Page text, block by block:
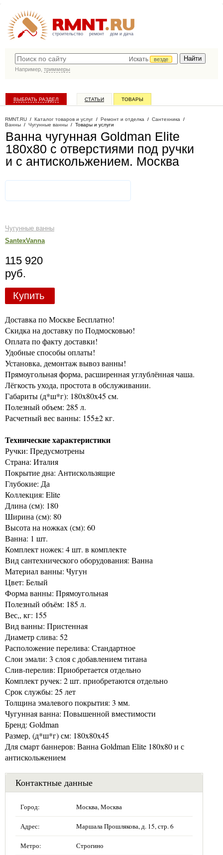
строительство ремонт дом и дача
Искать
везде
Например, триммеры
ВЫБРАТЬ РАЗДЕЛ СТАТЬИ ТОВАРЫ
RMNT.RU / Каталог товаров и услуг / Ремонт и отделка / Сантехника /
Ванны / Чугунные ванны / Товары и услуги
Ванна чугунная Goldman Elite
180х80 с отверстиями под ручки
и с антискольжением. Москва
Чугунные ванны
SantexVanna
115 920
руб.
Купить
Доставка по Москве Бесплатно!
Скидка на доставку по Подмосковью!
Оплата по факту доставки!
Удобные способы оплаты!
Установка, демонтаж вывоз ванны!
Прямоугольная форма, расширенная углублённая чаша.
Лёгкость ухода, простота в обслуживании.
Габариты (д*ш*г): 180x80x45 см.
Полезный объем: 285 л.
Расчетный вес ванны: 155±2 кг.
Технические характеристики
Ручки: Предусмотрены
Страна: Италия
Покрытие дна: Антискользящие
Глубокие: Да
Коллекция: Elite
Длина (см): 180
Ширина (см): 80
Высота на ножках (см): 60
Ванна: 1 шт.
Комплект ножек: 4 шт. в комплекте
Вид сантехнического оборудования: Ванна
Материал ванны: Чугун
Цвет: Белый
Форма ванны: Прямоугольная
Полезный объём: 185 л.
Вес,, кг: 155
Вид ванны: Пристенная
Диаметр слива: 52
Расположение перелива: Стандартное
Слои эмали: 3 слоя с добавлением титана
Слив-перелив: Приобретается отдельно
Комплект ручек: 2 шт. приобретаются отдельно
Срок службы: 25 лет
Толщина эмалевого покрытия: 3 мм.
Чугунная ванна: Повышенной вместимости
Бренд: Goldman
Размер, (д*ш*г) см: 180x80x45
Для смарт баннеров: Ванна Goldman Elite 180х80 и с
антискольжением
Контактные данные
Город: Москва, Москва
Адрес: Маршала Прошлякова, д. 15, стр. 6
Метро: Строгино